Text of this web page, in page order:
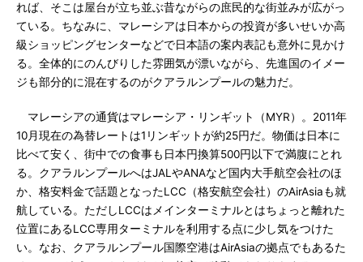
れば、そこは屋台が立ち並ぶ昔ながらの庶民的な街並みが広がっ
ている。ちなみに、マレーシアは日本からの投資が多いせいか高
級ショッピングセンターなどで日本語の案内表記も意外に見かけ
る。全体的にのんびりした雰囲気が漂いながら、先進国のイメー
ジも部分的に混在するのがクアラルンプールの魅力だ。
マレーシアの通貨はマレーシア・リンギット（MYR）。2011年
10月現在の為替レートは1リンギットが約25円だ。物価は日本に
比べて安く、街中での食事も日本円換算500円以下で満腹にとれ
る。クアラルンプールへはJALやANAなど国内大手航空会社のほ
か、格安料金で話題となったLCC（格安航空会社）のAirAsiaも就
航している。ただしLCCはメインターミナルとはちょっと離れた
位置にあるLCC専用ターミナルを利用する点に少し気をつけた
い。なお、クアラルンプール国際空港はAirAsiaの拠点でもあるた